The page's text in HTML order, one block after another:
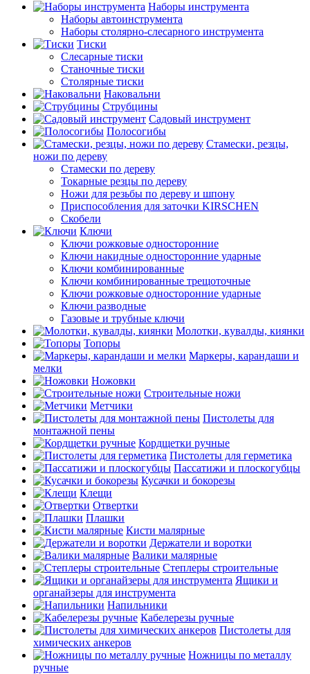
Наборы инструмента
Наборы автоинструмента
Наборы столярно-слесарного инструмента
Тиски
Слесарные тиски
Станочные тиски
Столярные тиски
Наковальни
Струбцины
Садовый инструмент
Полосогибы
Стамески, резцы,
ножи по дереву
Стамески по дереву
Токарные резцы по дереву
Ножи для резьбы по дереву и шпону
Приспособления для заточки KIRSCHEN
Скобели
Ключи
Ключи рожковые односторонние
Ключи накидные односторонние ударные
Ключи комбинированные
Ключи комбинированные трещоточные
Ключи рожковые односторонние ударные
Ключи разводные
Газовые и трубные ключи
Молотки, кувалды, киянки
Топоры
Маркеры, карандаши и
мелки
Ножовки
Строительные ножи
Метчики
Пистолеты для
монтажной пены
Кордщетки ручные
Пистолеты для герметика
Пассатижи и плоскогубцы
Кусачки и бокорезы
Клещи
Отвертки
Плашки
Кисти малярные
Держатели и воротки
Валики малярные
Степлеры строительные
Ящики и
органайзеры для инструмента
Напильники
Кабелерезы ручные
Пистолеты для
химических анкеров
Ножницы по металлу
ручные